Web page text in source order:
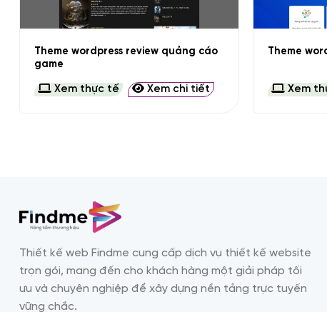
Theme wordpress review quảng cáo
game
Xem thực tế Xem chi tiết
Theme
Xem
Thiết kế web Findme cung cấp dịch vụ thiết kế website
trọn gói, mang đến cho khách hàng một giải pháp tối
ưu và chuyên nghiệp để xây dựng nền tảng trực tuyến
vững chắc.